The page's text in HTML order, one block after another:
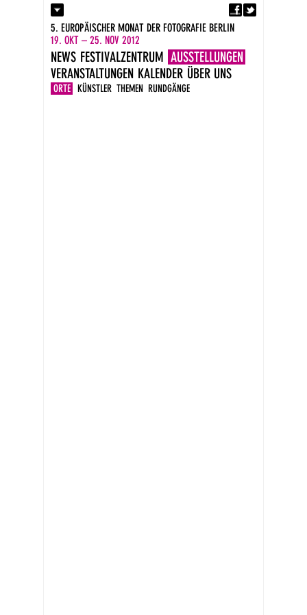
Kontakt
Presse
Impressum
DE
EN
5. EUROPÄISCHER MONAT DER FOTOGRAFIE BERLIN
19. OKT – 25. NOV 2012
NEWS FESTIVALZENTRUM AUSSTELLUNGEN
ORTE KÜNSTLER THEMEN RUNDGÄNGE
VERANSTALTUNGEN KALENDER ÜBER UNS